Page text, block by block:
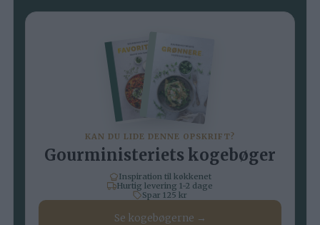
KAN DU LIDE DENNE OPSKRIFT?
Gourministeriets kogebøger
Inspiration til køkkenet
Hurtig levering 1-2 dage
Spar 125 kr
Se kogebøgerne →